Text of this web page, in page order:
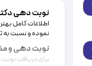
نوبت دهی
اطلاعات کامل
نموده و نسبت به
نوبت دهی و
برای دریافت نوبت